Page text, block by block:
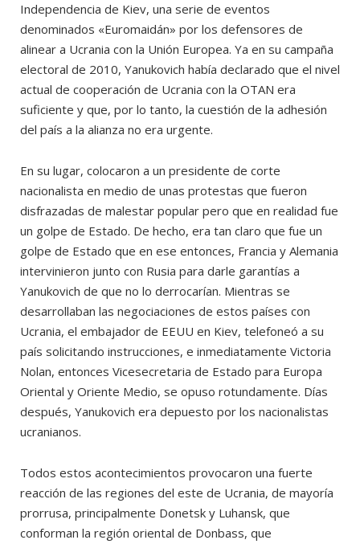
Independencia de Kiev, una serie de eventos
denominados «Euromaidán» por los defensores de
alinear a Ucrania con la Unión Europea. Ya en su campaña
electoral de 2010, Yanukovich había declarado que el nivel
actual de cooperación de Ucrania con la OTAN era
suficiente y que, por lo tanto, la cuestión de la adhesión
del país a la alianza no era urgente.
En su lugar, colocaron a un presidente de corte
nacionalista en medio de unas protestas que fueron
disfrazadas de malestar popular pero que en realidad fue
un golpe de Estado. De hecho, era tan claro que fue un
golpe de Estado que en ese entonces, Francia y Alemania
intervinieron junto con Rusia para darle garantías a
Yanukovich de que no lo derrocarían. Mientras se
desarrollaban las negociaciones de estos países con
Ucrania, el embajador de EEUU en Kiev, telefoneó a su
país solicitando instrucciones, e inmediatamente Victoria
Nolan, entonces Vicesecretaria de Estado para Europa
Oriental y Oriente Medio, se opuso rotundamente. Días
después, Yanukovich era depuesto por los nacionalistas
ucranianos.
Todos estos acontecimientos provocaron una fuerte
reacción de las regiones del este de Ucrania, de mayoría
prorrusa, principalmente Donetsk y Luhansk, que
conforman la región oriental de Donbass, que